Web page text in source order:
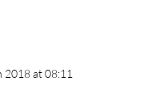
2018 at 08:11